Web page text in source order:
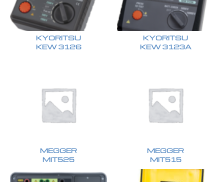
KYORITSU
KEW 3126
KYORITSU
KEW 3123A
MEGGER
MIT525
MEGGER
MIT515